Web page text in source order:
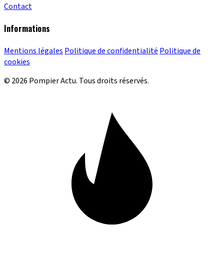
Contact
Informations
Mentions légales Politique de confidentialité Politique de
cookies
© 2026 Pompier Actu. Tous droits réservés.